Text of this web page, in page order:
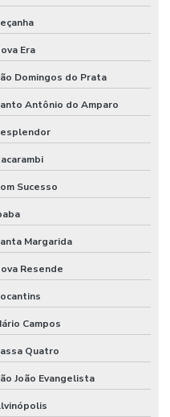
Gerais
Minas Gerais
De Concreto
Para Alimentos
Concreto
Gerais
Era
Domingos do Prata
Antônio do Amparo
Sucesso
Margarida
Resende
Campos
Quatro
João Evangelista